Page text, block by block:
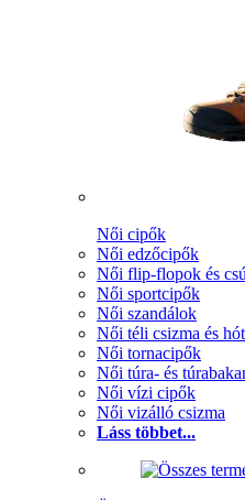
Női cipők
Női edzőcipők
Női flip-flopok és
Női sportcipők
Női szandálok
Női téli csizma és
Női tornacipők
Női túra- és
Női vízi cipők
Női vizálló csizma
Láss többet...